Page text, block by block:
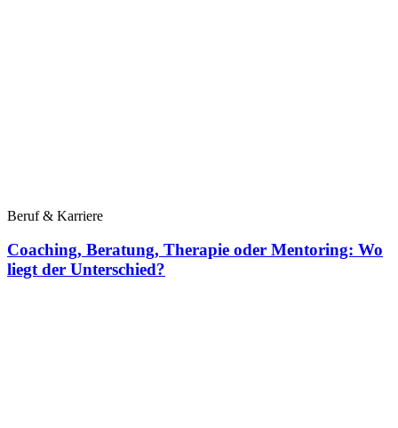
Beruf & Karriere
Coaching, Beratung, Therapie oder Mentoring: Wo
liegt der Unterschied?